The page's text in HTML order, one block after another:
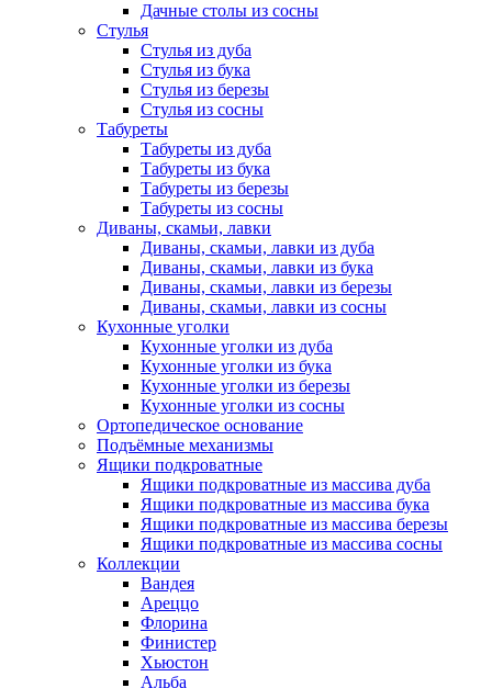
Дачные столы из сосны
Стулья
Стулья из дуба
Стулья из бука
Стулья из березы
Стулья из сосны
Табуреты
Табуреты из дуба
Табуреты из бука
Табуреты из березы
Табуреты из сосны
Диваны, скамьи, лавки
Диваны, скамьи, лавки из дуба
Диваны, скамьи, лавки из бука
Диваны, скамьи, лавки из березы
Диваны, скамьи, лавки из сосны
Кухонные уголки
Кухонные уголки из дуба
Кухонные уголки из бука
Кухонные уголки из березы
Кухонные уголки из сосны
Ортопедическое основание
Подъёмные механизмы
Ящики подкроватные
Ящики подкроватные из массива дуба
Ящики подкроватные из массива бука
Ящики подкроватные из массива березы
Ящики подкроватные из массива сосны
Коллекции
Вандея
Ареццо
Флорина
Финистер
Хьюстон
Альба